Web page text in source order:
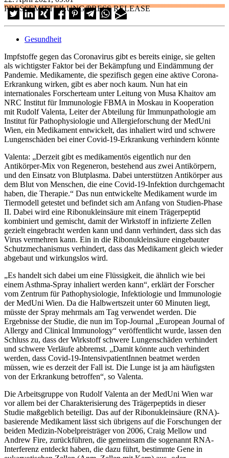
PRESSEMITTEILUNG/PRESS RELEASE
Gesundheit
Impfstoffe gegen das Coronavirus gibt es bereits einige, sie gelten
als wichtigster Faktor bei der Bekämpfung und Eindämmung der
Pandemie. Medikamente, die spezifisch gegen eine aktive Corona-
Erkrankung wirken, gibt es aber noch kaum. Nun hat ein
internationales Forscherteam unter Leitung von Musa Khaitov am
NRC Institut für Immunologie FBMA in Moskau in Kooperation
mit Rudolf Valenta, Leiter der Abteilung für Immunpathologie am
Institut für Pathophysiologie und Allergieforschung der MedUni
Wien, ein Medikament entwickelt, das inhaliert wird und schwere
Lungenschäden bei einer Covid-19-Erkrankung verhindern könnte
Valenta: „Derzeit gibt es medikamentös eigentlich nur den
Antikörper-Mix von Regeneron, bestehend aus zwei Antikörpern,
und den Einsatz von Blutplasma. Dabei unterstützen Antikörper aus
dem Blut von Menschen, die eine Covid-19-Infektion durchgemacht
haben, die Therapie.“ Das nun entwickelte Medikament wurde im
Tiermodell getestet und befindet sich am Anfang von Studien-Phase
II. Dabei wird eine Ribonukleinsäure mit einem Trägerpeptid
kombiniert und gemischt, damit der Wirkstoff in infizierte Zellen
gezielt eingebracht werden kann und dann verhindert, dass sich das
Virus vermehren kann. Ein in die Ribonukleinsäure eingebauter
Schutzmechanismus verhindert, dass das Medikament gleich wieder
abgebaut und wirkungslos wird.
„Es handelt sich dabei um eine Flüssigkeit, die ähnlich wie bei
einem Asthma-Spray inhaliert werden kann“, erklärt der Forscher
vom Zentrum für Pathophysiologie, Infektiologie und Immunologie
der MedUni Wien. Da die Halbwertszeit unter 60 Minuten liegt,
müsste der Spray mehrmals am Tag verwendet werden. Die
Ergebnisse der Studie, die nun im Top-Journal „European Journal of
Allergy and Clinical Immunology“ veröffentlicht wurde, lassen den
Schluss zu, dass der Wirkstoff schwere Lungenschäden verhindert
und schwere Verläufe abbremst. „Damit könnte auch verhindert
werden, dass Covid-19-IntensivpatientInnen beatmet werden
müssen, wie es derzeit der Fall ist. Die Lunge ist ja am häufigsten
von der Erkrankung betroffen“, so Valenta.
Die Arbeitsgruppe von Rudolf Valenta an der MedUni Wien war
vor allem bei der Charakterisierung des Trägerpeptids in dieser
Studie maßgeblich beteiligt. Das auf der Ribonukleinsäure (RNA)-
basierende Medikament lässt sich übrigens auf die Forschungen der
beiden Medizin-Nobelpreisträger von 2006, Craig Mellow und
Andrew Fire, zurückführen, die gemeinsam die sogenannt RNA-
Interferenz entdeckt haben, die dazu führt, bestimmte Gene in